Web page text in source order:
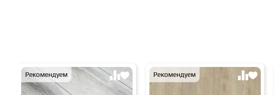
Рекомендуем Рекомендуем